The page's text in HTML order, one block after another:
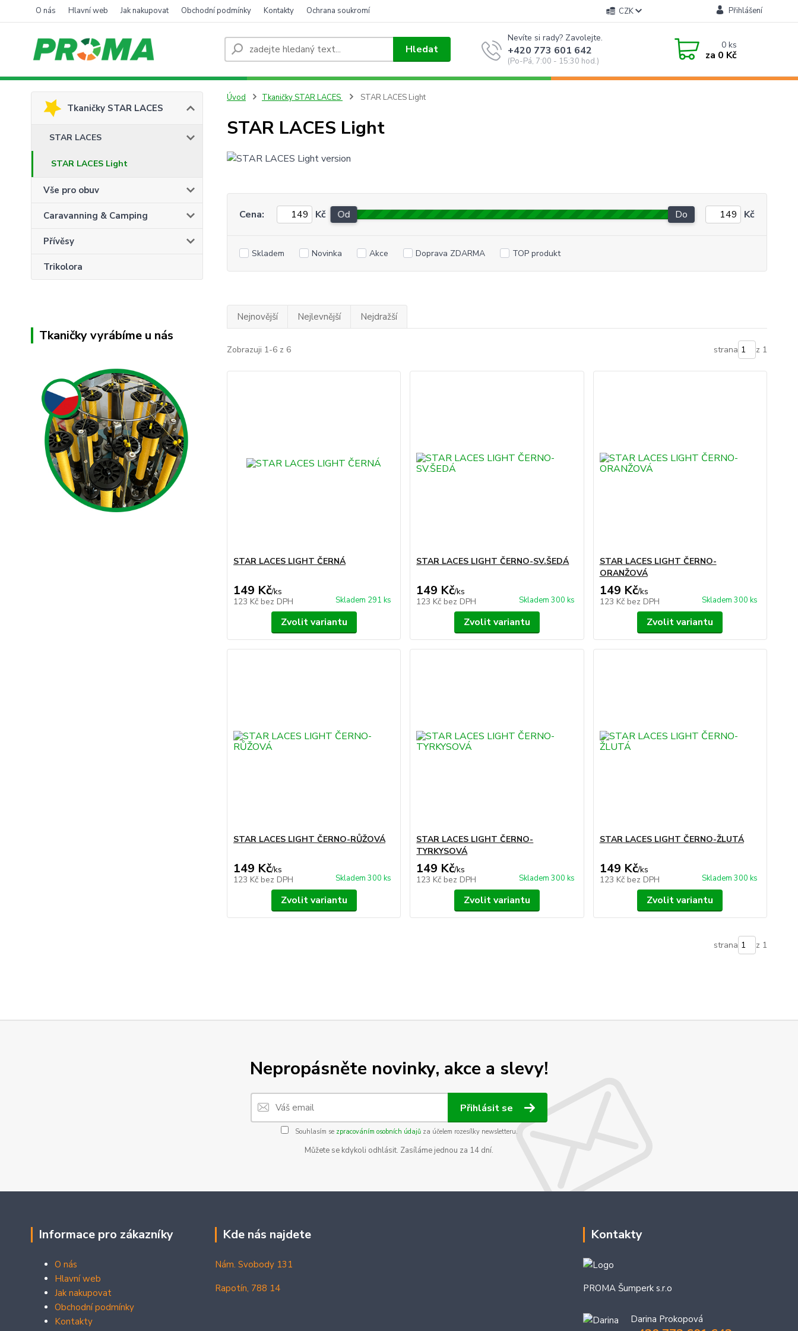
O nás Hlavní web Jak nakupovat Obchodní podmínky Kontakty Ochrana soukromí CZK Přihlášení
Hledat
Nevíte si rady? Zavolejte.
+420 773 601 642
(Po-Pá, 7:00 - 15:30 hod.)
0ks
za 0 Kč
Tkaničky STAR LACES
STAR LACES
STAR LACES Light
Vše pro obuv
Caravanning & Camping
Přívěsy
Trikolora
Tkaničky vyrábíme u nás
Úvod Tkaničky STAR LACES STAR LACES Light
STAR LACES Light
Cena: Kč Od Do Kč
Skladem Novinka Akce Doprava ZDARMA TOP produkt
Nejnovější Nejlevnější Nejdražší
Zobrazuji 1-6 z 6 strana z 1
STAR LACES LIGHT ČERNÁ
149 Kč/ks
123 Kč bez DPH Skladem 291 ks
Zvolit variantu
STAR LACES LIGHT ČERNO-SV.ŠEDÁ
149 Kč/ks
123 Kč bez DPH Skladem 300 ks
Zvolit variantu
STAR LACES LIGHT ČERNO-
ORANŽOVÁ
149 Kč/ks
123 Kč bez DPH Skladem 300 ks
Zvolit variantu
STAR LACES LIGHT ČERNO-RŮŽOVÁ
149 Kč/ks
123 Kč bez DPH Skladem 300 ks
Zvolit variantu
STAR LACES LIGHT ČERNO-
TYRKYSOVÁ
149 Kč/ks
123 Kč bez DPH Skladem 300 ks
Zvolit variantu
STAR LACES LIGHT ČERNO-ŽLUTÁ
149 Kč/ks
123 Kč bez DPH Skladem 300 ks
Zvolit variantu
strana z 1
Nepropásněte novinky, akce a slevy!
Přihlásit se
Souhlasím se zpracováním osobních údajůza účelem rozesílky newsletteru.
Můžete se kdykoli odhlásit. Zasíláme jednou za 14 dní.
Informace pro zákazníky
O nás
Hlavní web
Jak nakupovat
Obchodní podmínky
Kontakty
Kde nás najdete
Nám. Svobody 131
Rapotín, 788 14
Kontakty
PROMA Šumperk s.r.o
Darina Prokopová